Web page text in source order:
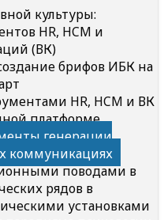
культуры:
HR, HCM и
(ВК)
брифов ИБК на
HR, HCM и ВК
платформе
генерации
коммуникациях
поводами в
рядов в
установками